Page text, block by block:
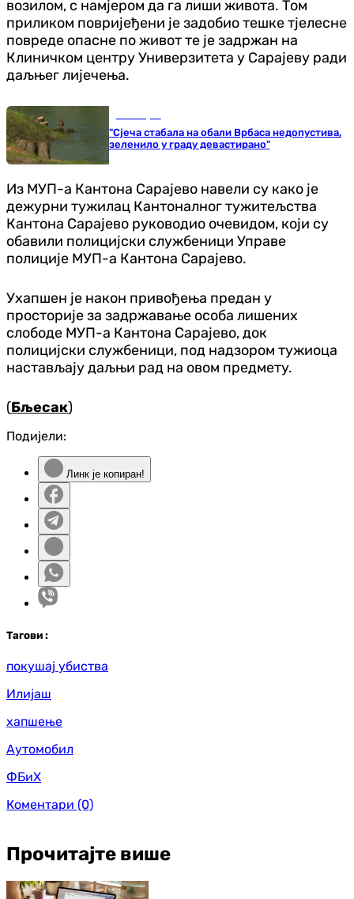
возилом, с намјером да га лиши живота. Том
приликом повријеђени је задобио тешке тјелесне
повреде опасне по живот те је задржан на
Клиничком центру Универзитета у Сарајеву ради
даљњег лијечења.
"Сјеча стабала на обали Врбаса недопустива,
зеленило у граду девастирано"
Из МУП-а Кантона Сарајево навели су како је
дежурни тужилац Кантоналног тужитељства
Кантона Сарајево руководио очевидом, који су
обавили полицијски службеници Управе
полиције МУП-а Кантона Сарајево.
Ухапшен је након привођења предан у
просторије за задржавање особа лишених
слободе МУП-а Кантона Сарајево, док
полицијски службеници, под надзором тужиоца
настављају даљњи рад на овом предмету.
(Бљесак)
Подијели:
Линк је копиран!
Тагови :
покушај убиства
Илијаш
хапшење
Аутомобил
ФБиХ
Коментари (0)
Прочитајте више